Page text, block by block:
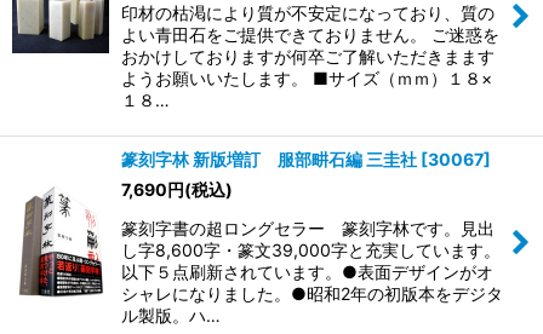
印材の枯渇により質が不安定になっており、質の
よい青田石をご提供できておりません。 ご迷惑を
おかけしておりますが何卒ご了解いただきまます
ようお願いいたします。 ■サイズ（ｍｍ）１８×
１８…
篆刻字林 新版増訂 服部畊石編 三圭社 [30067]
7,690円(税込)
篆刻字書の超ロングセラー 篆刻字林です。見出
し字8,600字・篆文39,000字と充実しています。
以下５点刷新されています。●表面デザインがオ
シャレになりました。●昭和2年の初版本をデジタ
ル製版。ハ…